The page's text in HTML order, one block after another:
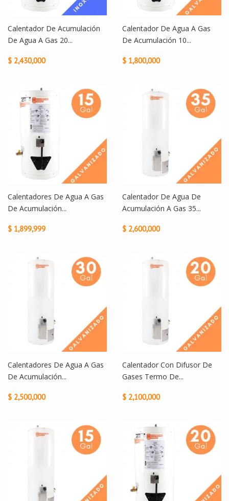
Calentador De Acumulación
De Agua A Gas 20...
$ 2,430,000
Calentador De Agua A Gas
De Acumulación 10...
$ 1,800,000
Calentadores De Agua A Gas
De Acumulación...
$ 1,899,999
Calentador De Agua De
Acumulación A Gas 35...
$ 2,600,000
Calentadores De Agua A Gas
De Acumulación...
$ 2,500,000
Calentador Con Difusor De
Gases Termo De...
$ 2,100,000